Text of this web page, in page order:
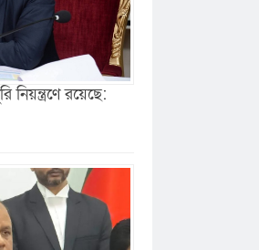
রয়েছে: